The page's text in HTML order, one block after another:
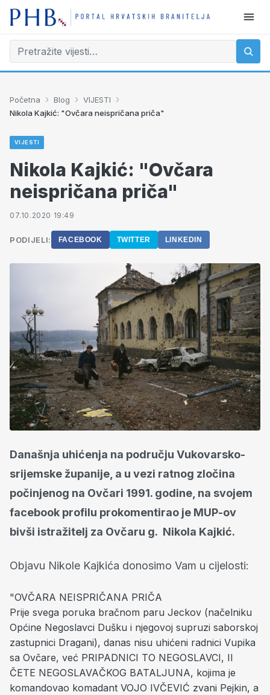
Početna › Blog › VIJESTI ›
Nikola Kajkić: "Ovčara neispričana priča"
VIJESTI
Nikola Kajkić: "Ovčara
neispričana priča"
07.10.2020 19:49
PODIJELI: FACEBOOK TWITTER LINKEDIN
Današnja uhićenja na području Vukovarsko-
srijemske županije, a u vezi ratnog zločina
počinjenog na Ovčari 1991. godine, na svojem
facebook profilu prokomentirao je MUP-ov
bivši istražitelj za Ovčaru g. Nikola Kajkić.
Objavu Nikole Kajkića donosimo Vam u cijelosti:
"OVČARA NEISPRIČANA PRIČA
Prije svega poruka bračnom paru Jeckov (načelniku
Općine Negoslavci Dušku i njegovoj supruzi saborskoj
zastupnici Dragani), danas nisu uhićeni radnici Vupika
sa Ovčare, već PRIPADNICI TO NEGOSLAVCI, II
ČETE NEGOSLAVAČKOG BATALJUNA, kojima je
komandovao komadant VOJO IVČEVIĆ zvani Pejkin, a